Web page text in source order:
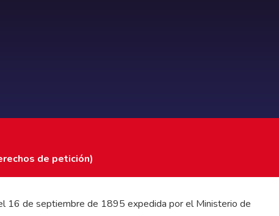
de petición)
16 de septiembre de 1895 expedida por el Ministerio de